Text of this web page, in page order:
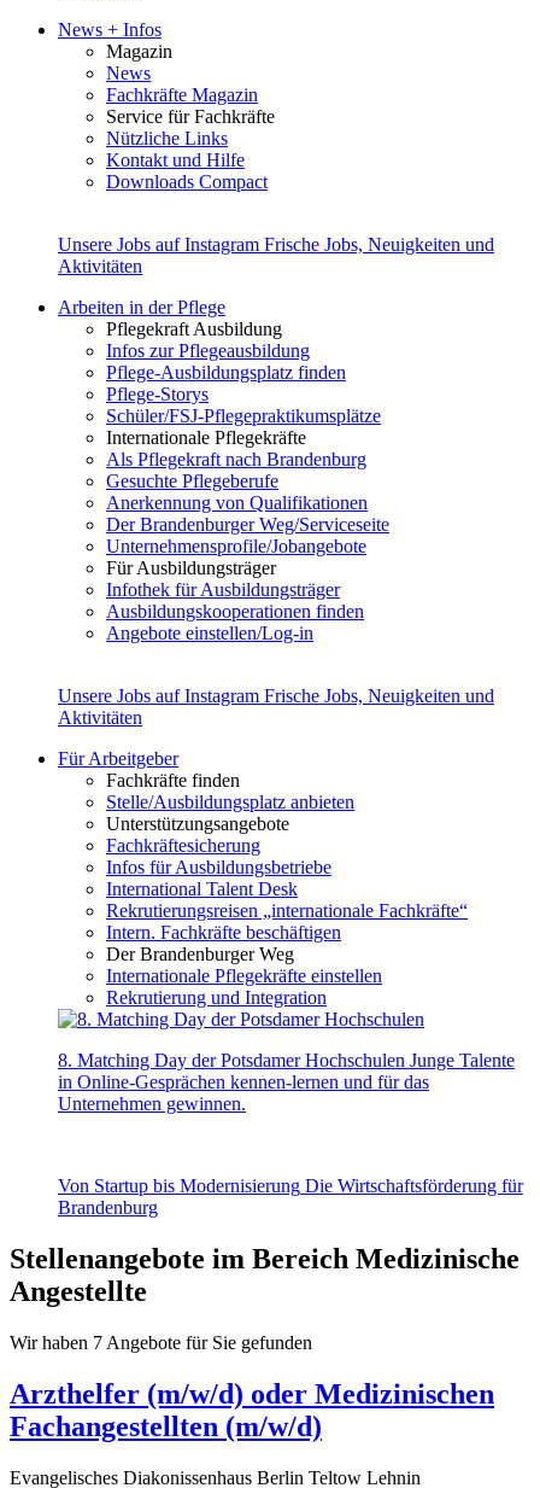
News + Infos
Magazin
News
Fachkräfte Magazin
Service für Fachkräfte
Nützliche Links
Kontakt und Hilfe
Downloads Compact
Unsere Jobs auf Instagram Frische Jobs, Neuigkeiten und
Aktivitäten
Arbeiten in der Pflege
Pflegekraft Ausbildung
Infos zur Pflegeausbildung
Pflege-Ausbildungsplatz finden
Pflege-Storys
Schüler/FSJ-Pflegepraktikumsplätze
Internationale Pflegekräfte
Als Pflegekraft nach Brandenburg
Gesuchte Pflegeberufe
Anerkennung von Qualifikationen
Der Brandenburger Weg/Serviceseite
Unternehmensprofile/Jobangebote
Für Ausbildungsträger
Infothek für Ausbildungsträger
Ausbildungskooperationen finden
Angebote einstellen/Log-in
Unsere Jobs auf Instagram Frische Jobs, Neuigkeiten und
Aktivitäten
Für Arbeitgeber
Fachkräfte finden
Stelle/Ausbildungsplatz anbieten
Unterstützungsangebote
Fachkräftesicherung
Infos für Ausbildungsbetriebe
International Talent Desk
Rekrutierungsreisen „internationale Fachkräfte“
Intern. Fachkräfte beschäftigen
Der Brandenburger Weg
Internationale Pflegekräfte einstellen
Rekrutierung und Integration
8. Matching Day der Potsdamer Hochschulen Junge Talente
in Online-Gesprächen kennen-lernen und für das
Unternehmen gewinnen.
Von Startup bis Modernisierung Die Wirtschaftsförderung für
Brandenburg
Stellenangebote im Bereich Medizinische
Angestellte
Wir haben 7 Angebote für Sie gefunden
Arzthelfer (m/w/d) oder Medizinischen
Fachangestellten (m/w/d)
Evangelisches Diakonissenhaus Berlin Teltow Lehnin